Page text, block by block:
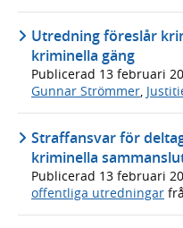
Utredning föreslår
kriminella gäng
Publicerad 13 februari
Gunnar Strömmer,
Straffansvar för
kriminella
Publicerad 13 februari
offentliga utredningar